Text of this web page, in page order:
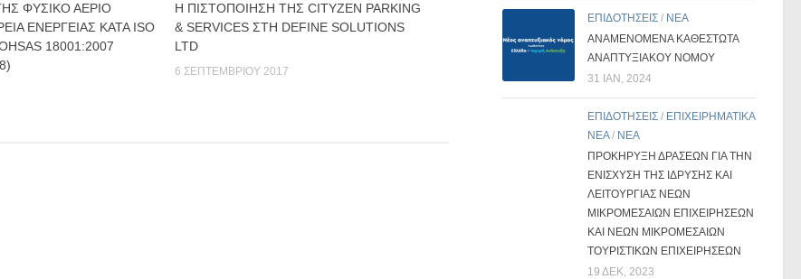
ΦΥΣΙΚΟ ΑΕΡΙΟ
ΕΝΕΡΓΕΙΑΣ ΚΑΤΑ ISO
18001:2007
Η ΠΙΣΤΟΠΟΙΗΣΗ ΤΗΣ CITYZEN PARKING
& SERVICES ΣΤΗ DEFINE SOLUTIONS
LTD
6 ΣΕΠΤΕΜΒΡΊΟΥ 2017
ΕΠΙΔΟΤΗΣΕΙΣ / ΝΕΑ
ΑΝΑΜΕΝΟΜΕΝΑ ΚΑΘΕΣΤΩΤΑ
ΑΝΑΠΤΥΞΙΑΚΟΥ ΝΟΜΟΥ
31 ΙΑΝ, 2024
ΕΠΙΔΟΤΗΣΕΙΣ / ΕΠΙΧΕΙΡΗΜΑΤΙΚΑ
ΝΕΑ/ ΝΕΑ
ΠΡΟΚΗΡΥΞΗ ΔΡΑΣΕΩΝ ΓΙΑ ΤΗΝ
ΕΝΙΣΧΥΣΗ ΤΗΣ ΙΔΡΥΣΗΣ ΚΑΙ
ΛΕΙΤΟΥΡΓΙΑΣ ΝΕΩΝ
ΜΙΚΡΟΜΕΣΑΙΩΝ ΕΠΙΧΕΙΡΗΣΕΩΝ
ΚΑΙ ΝΕΩΝ ΜΙΚΡΟΜΕΣΑΙΩΝ
ΤΟΥΡΙΣΤΙΚΩΝ ΕΠΙΧΕΙΡΗΣΕΩΝ
19 ΔΕΚ, 2023